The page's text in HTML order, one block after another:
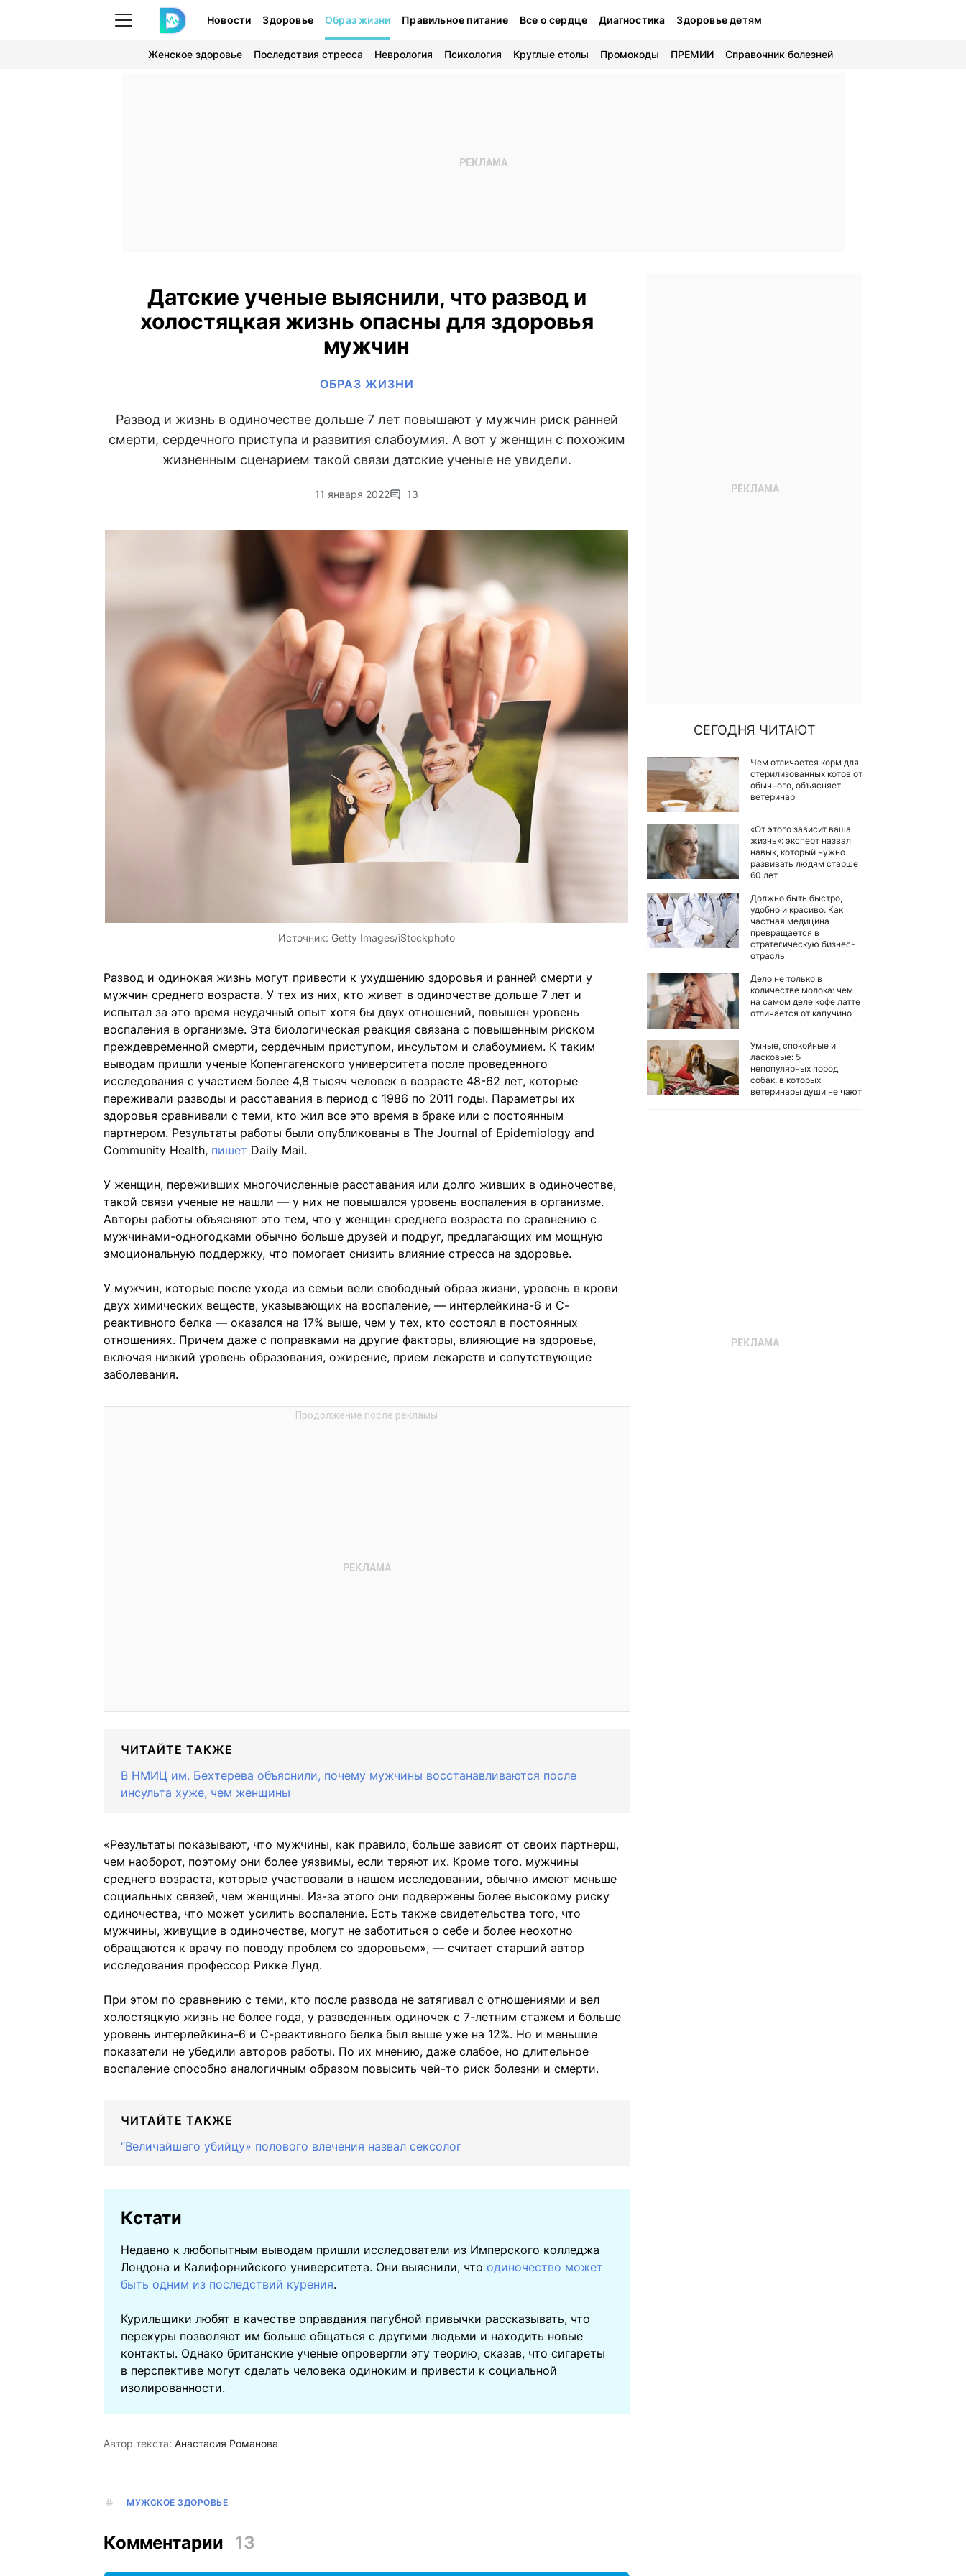
Новости Здоровье Образ жизни Правильное питание Все о сердце Диагностика Здоровье детям
Женское здоровье Последствия стресса Неврология Психология Круглые столы Промокоды ПРЕМИИ Справочник болезней
Датские ученые выяснили, что развод и
холостяцкая жизнь опасны для здоровья
мужчин
ОБРАЗ ЖИЗНИ
Развод и жизнь в одиночестве дольше 7 лет повышают у мужчин риск ранней
смерти, сердечного приступа и развития слабоумия. А вот у женщин с похожим
жизненным сценарием такой связи датские ученые не увидели.
11 января 2022 13
Источник: Getty Images/iStockphoto
Развод и одинокая жизнь могут привести к ухудшению здоровья и ранней смерти у
мужчин среднего возраста. У тех из них, кто живет в одиночестве дольше 7 лет и
испытал за это время неудачный опыт хотя бы двух отношений, повышен уровень
воспаления в организме. Эта биологическая реакция связана с повышенным риском
преждевременной смерти, сердечным приступом, инсультом и слабоумием. К таким
выводам пришли ученые Копенгагенского университета после проведенного
исследования с участием более 4,8 тысяч человек в возрасте 48-62 лет, которые
переживали разводы и расставания в период с 1986 по 2011 годы. Параметры их
здоровья сравнивали с теми, кто жил все это время в браке или с постоянным
партнером. Результаты работы были опубликованы в The Journal of Epidemiology and
Community Health, пишет Daily Mail.
У женщин, переживших многочисленные расставания или долго живших в одиночестве,
такой связи ученые не нашли — у них не повышался уровень воспаления в организме.
Авторы работы объясняют это тем, что у женщин среднего возраста по сравнению с
мужчинами-одногодками обычно больше друзей и подруг, предлагающих им мощную
эмоциональную поддержку, что помогает снизить влияние стресса на здоровье.
У мужчин, которые после ухода из семьи вели свободный образ жизни, уровень в крови
двух химических веществ, указывающих на воспаление, — интерлейкина-6 и С-
реактивного белка — оказался на 17% выше, чем у тех, кто состоял в постоянных
отношениях. Причем даже с поправками на другие факторы, влияющие на здоровье,
включая низкий уровень образования, ожирение, прием лекарств и сопутствующие
заболевания.
ЧИТАЙТЕ ТАКЖЕ
В НМИЦ им. Бехтерева объяснили, почему мужчины восстанавливаются после
инсульта хуже, чем женщины
«Результаты показывают, что мужчины, как правило, больше зависят от своих партнерш,
чем наоборот, поэтому они более уязвимы, если теряют их. Кроме того. мужчины
среднего возраста, которые участвовали в нашем исследовании, обычно имеют меньше
социальных связей, чем женщины. Из-за этого они подвержены более высокому риску
одиночества, что может усилить воспаление. Есть также свидетельства того, что
мужчины, живущие в одиночестве, могут не заботиться о себе и более неохотно
обращаются к врачу по поводу проблем со здоровьем», — считает старший автор
исследования профессор Рикке Лунд.
При этом по сравнению с теми, кто после развода не затягивал с отношениями и вел
холостяцкую жизнь не более года, у разведенных одиночек с 7-летним стажем и больше
уровень интерлейкина-6 и С-реактивного белка был выше уже на 12%. Но и меньшие
показатели не убедили авторов работы. По их мнению, даже слабое, но длительное
воспаление способно аналогичным образом повысить чей-то риск болезни и смерти.
ЧИТАЙТЕ ТАКЖЕ
″Величайшего убийцу» полового влечения назвал сексолог
Кстати
Недавно к любопытным выводам пришли исследователи из Имперского колледжа
Лондона и Калифорнийского университета. Они выяснили, что одиночество может
быть одним из последствий курения.
Курильщики любят в качестве оправдания пагубной привычки рассказывать, что
перекуры позволяют им больше общаться с другими людьми и находить новые
контакты. Однако британские ученые опровергли эту теорию, сказав, что сигареты
в перспективе могут сделать человека одиноким и привести к социальной
изолированности.
Автор текста: Анастасия Романова
МУЖСКОЕ ЗДОРОВЬЕ
СЕГОДНЯ ЧИТАЮТ
Чем отличается корм для
стерилизованных котов от
обычного, объясняет
ветеринар
«От этого зависит ваша
жизнь»: эксперт назвал
навык, который нужно
развивать людям старше
60 лет
Должно быть быстро,
удобно и красиво. Как
частная медицина
превращается в
стратегическую бизнес-
отрасль
Дело не только в
количестве молока: чем
на самом деле кофе латте
отличается от капучино
Умные, спокойные и
ласковые: 5
непопулярных пород
собак, в которых
ветеринары души не чают
Комментарии 13